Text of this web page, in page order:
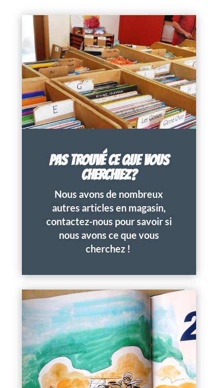
PAS TROUVÉ CE QUE VOUS
CHERCHIEZ?
Nous avons de nombreux
autres articles en magasin,
contactez-nous pour savoir si
nous avons ce que vous
cherchez !